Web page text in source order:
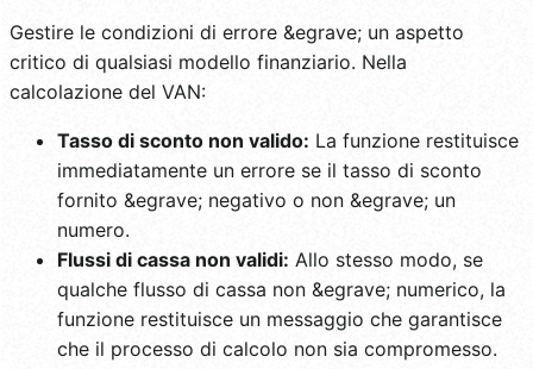
Gestire le condizioni di errore &egrave; un aspetto
critico di qualsiasi modello finanziario. Nella
calcolazione del VAN:
Tasso di sconto non valido: La funzione restituisce
immediatamente un errore se il tasso di sconto
fornito &egrave; negativo o non &egrave; un
numero.
Flussi di cassa non validi: Allo stesso modo, se
qualche flusso di cassa non &egrave; numerico, la
funzione restituisce un messaggio che garantisce
che il processo di calcolo non sia compromesso.